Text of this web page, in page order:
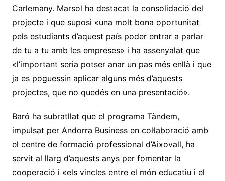
Carlemany. Marsol ha destacat la consolidació del
projecte i que suposi «una molt bona oportunitat
pels estudiants d’aquest país poder entrar a parlar
de tu a tu amb les empreses» i ha assenyalat que
«l’important seria potser anar un pas més enllà i que
ja es poguessin aplicar alguns més d’aquests
projectes, que no quedés en una presentació».
Baró ha subratllat que el programa Tàndem,
impulsat per Andorra Business en col·laboració amb
el centre de formació professional d’Aixovall, ha
servit al llarg d’aquests anys per fomentar la
cooperació i «els vincles entre el món educatiu i el